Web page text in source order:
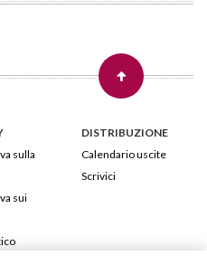
sulla
sui
DISTRIBUZIONE
Calendario uscite
Scrivici